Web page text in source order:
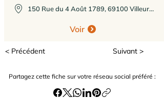
150 Rue du 4 Août 1789, 69100 Villeurbanne, France
Voir
< Précédent Suivant >
Partagez cette fiche sur votre réseau social préféré :